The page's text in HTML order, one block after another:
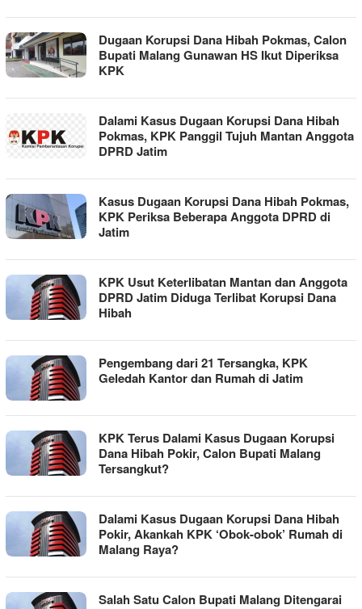
Dugaan Korupsi Dana Hibah Pokmas, Calon
Bupati Malang Gunawan HS Ikut Diperiksa
KPK
Dalami Kasus Dugaan Korupsi Dana Hibah
Pokmas, KPK Panggil Tujuh Mantan Anggota
DPRD Jatim
Kasus Dugaan Korupsi Dana Hibah Pokmas,
KPK Periksa Beberapa Anggota DPRD di
Jatim
KPK Usut Keterlibatan Mantan dan Anggota
DPRD Jatim Diduga Terlibat Korupsi Dana
Hibah
Pengembang dari 21 Tersangka, KPK
Geledah Kantor dan Rumah di Jatim
KPK Terus Dalami Kasus Dugaan Korupsi
Dana Hibah Pokir, Calon Bupati Malang
Tersangkut?
Dalami Kasus Dugaan Korupsi Dana Hibah
Pokir, Akankah KPK ‘Obok-obok’ Rumah di
Malang Raya?
Salah Satu Calon Bupati Malang Ditengarai